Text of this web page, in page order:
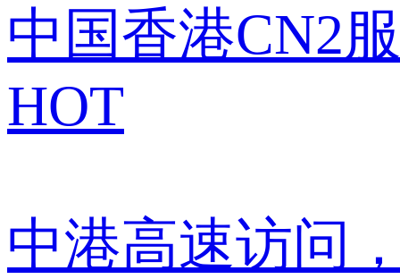
中国香港CN2
HOT
中港高速访问